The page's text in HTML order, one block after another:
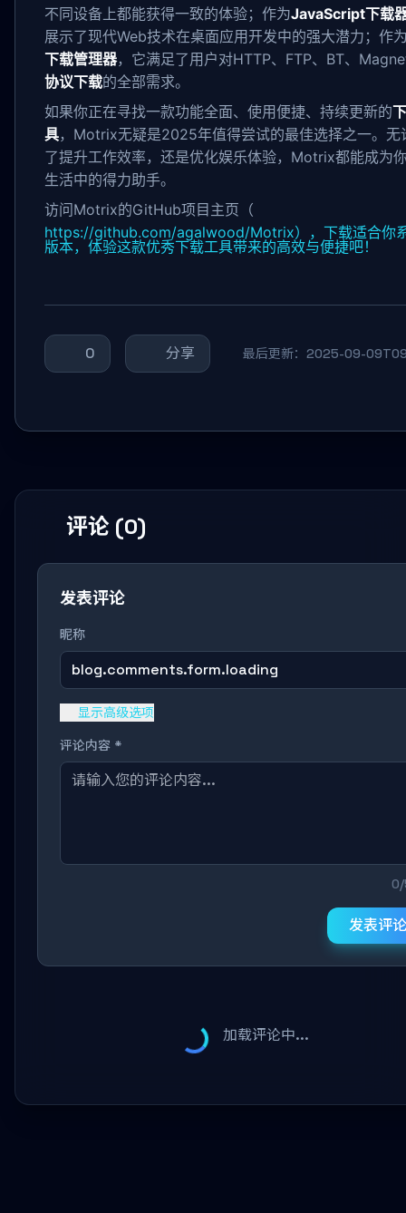
不同设备上都能获得一致的体验；作为JavaScript下载
展示了现代Web技术在桌面应用开发中的强大潜力；作
下载管理器，它满足了用户对HTTP、FTP、BT、
协议下载的全部需求。
如果你正在寻找一款功能全面、使用便捷、持续更新的
具，Motrix无疑是2025年值得尝试的最佳选择之一。无
了提升工作效率，还是优化娱乐体验，Motrix都能成为
生活中的得力助手。
访问Motrix的GitHub项目主页（
https://github.com/agalwood/Motrix），下载适合你
版本，体验这款优秀下载工具带来的高效与便捷吧！
0 分享 最后更新：2025-09-
评论 (0)
发表评论
昵称
blog.comments.form.loading
显示高级选项
评论内容 *
发表评论
加载评论中...